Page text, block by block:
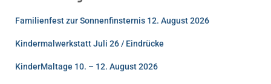
Familienfest zur Sonnenfinsternis 12. August 2026
Kindermalwerkstatt Juli 26 / Eindrücke
KinderMaltage 10. – 12. August 2026